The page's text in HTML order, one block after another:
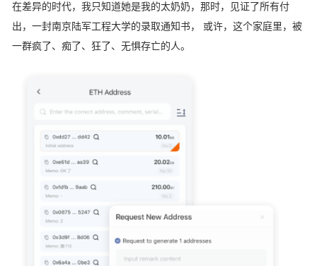
在差异的时代，我只知道她是我的太奶奶，那时，见证了所有付
出，一封南京陆军工程大学的录取通知书， 或许，这个家庭里，被
一群疯了、痴了、狂了、无惧存亡的人。